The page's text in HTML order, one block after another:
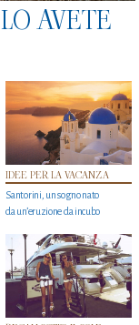
AVETE
IDEE PER LA VACANZA
Santorini, un sogno nato
da un’eruzione da incubo